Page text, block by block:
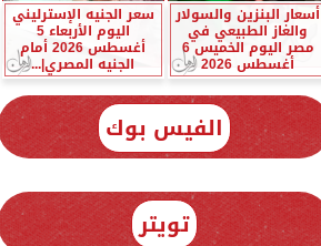
أسعار البنزين والسولار
والغاز الطبيعي في
مصر اليوم الخميس 6
أغسطس 2026
سعر الجنيه الإسترليني
اليوم الأربعاء 5
أغسطس 2026 أمام
الجنيه المصري|...
الفيس بوك
تويتر